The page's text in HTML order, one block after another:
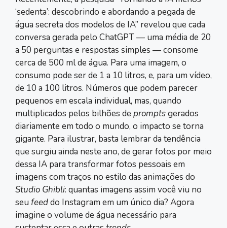
‘sedenta’: descobrindo e abordando a pegada de
água secreta dos modelos de IA” revelou que cada
conversa gerada pelo ChatGPT — uma média de 20
a 50 perguntas e respostas simples — consome
cerca de 500 ml de água. Para uma imagem, o
consumo pode ser de 1 a 10 litros, e, para um vídeo,
de 10 a 100 litros. Números que podem parecer
pequenos em escala individual, mas, quando
multiplicados pelos bilhões de promptsgerados
diariamente em todo o mundo, o impacto se torna
gigante. Para ilustrar, basta lembrar da tendência
que surgiu ainda neste ano, de gerar fotos por meio
dessa IA para transformar fotos pessoais em
imagens com traços no estilo das animações do
Studio Ghibli: quantas imagens assim você viu no
seu feeddo Instagram em um único dia? Agora
imagine o volume de água necessário para